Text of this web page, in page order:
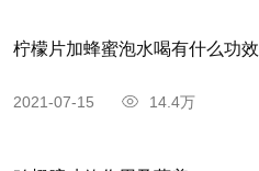
柠檬片加蜂蜜泡水喝有什么功效
2021-07-15 14.4万